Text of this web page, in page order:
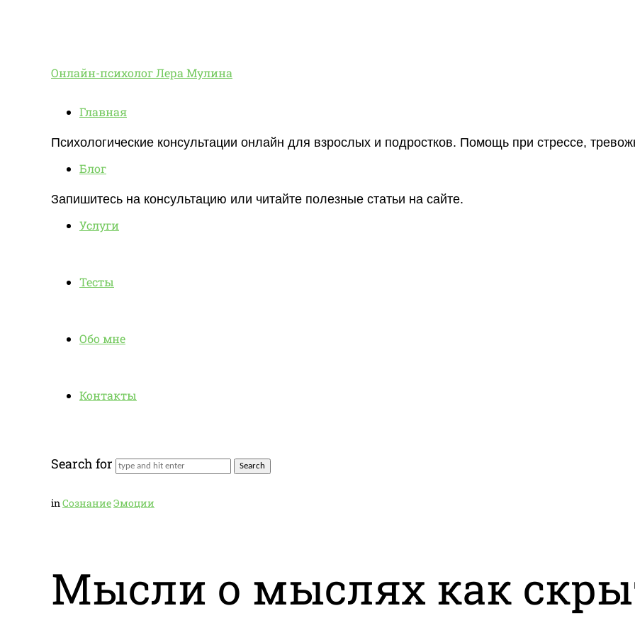
Онлайн-
Онлайн-психолог Лера Мулина
Психологические консультации онлайн для взрослых и подростков. Помощь при стрессе,
Запишитесь на консультацию или читайте полезные статьи на сайте.
Главная
Блог
Услуги
Тесты
Обо мне
Контакты
Search for
inСознаниеЭмоции
Мысли о мыслях как